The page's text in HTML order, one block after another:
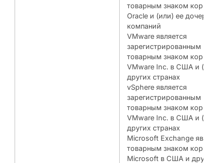
товарным знаком
Oracle и (или) ее дочерних
компаний
VMware является
зарегистрированным
товарным знаком
VMware Inc. в США и
других странах
vSphere является
зарегистрированным
товарным знаком
VMware Inc. в США и
других странах
Microsoft Exchange
товарным знаком
Microsoft в США и других